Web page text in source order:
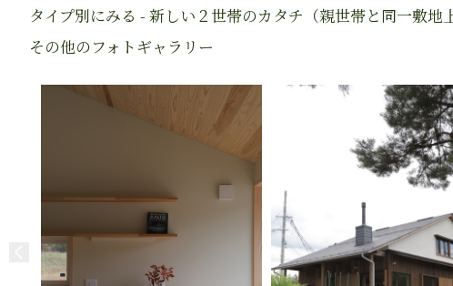
タイプ別にみる - 新しい２世帯のカタチ（親世帯と同一敷地
その他のフォトギャラリー